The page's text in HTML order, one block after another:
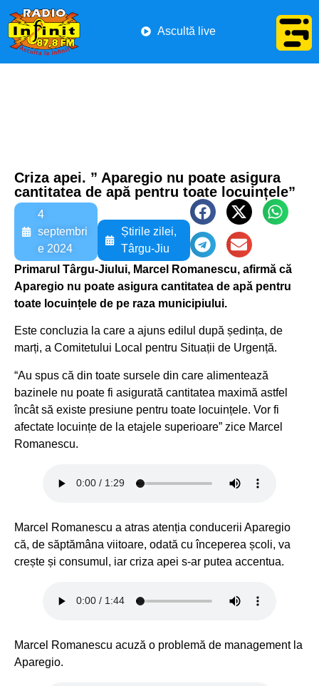
Ascultă live
Criza apei. ” Aparegio nu poate asigura
cantitatea de apă pentru toate locuințele”
4
septembri
e 2024
Știrile zilei,
Târgu-Jiu
Primarul Târgu-Jiului, Marcel Romanescu, afirmă că
Aparegio nu poate asigura cantitatea de apă pentru
toate locuințele de pe raza municipiului.
Este concluzia la care a ajuns edilul după ședința, de
marți, a Comitetului Local pentru Situații de Urgență.
“Au spus că din toate sursele din care alimentează
bazinele nu poate fi asigurată cantitatea maximă astfel
încât să existe presiune pentru toate locuințele. Vor fi
afectate locuințe de la etajele superioare” zice Marcel
Romanescu.
Marcel Romanescu a atras atenția conducerii Aparegio
că, de săptămâna viitoare, odată cu începerea școli, va
crește și consumul, iar criza apei s-ar putea accentua.
Marcel Romanescu acuză o problemă de management la
Aparegio.